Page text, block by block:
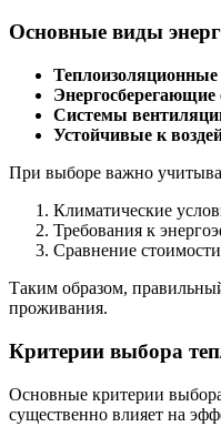
Основные виды
Энергосберегающие
Системы
Устойчивые к
При выборе важно
Климатические
Требования к
Сравнение
Таким образом,
проживания.
Критерии выбора
Основные критерии
существенно влияет на